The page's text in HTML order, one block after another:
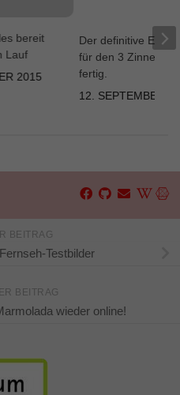
bereit
Lauf
2015
Der definitive
für den 3 Zinnen
fertig.
12. SEPTEMBER
BEITRAG
Testbilder
BEITRAG
wieder online!